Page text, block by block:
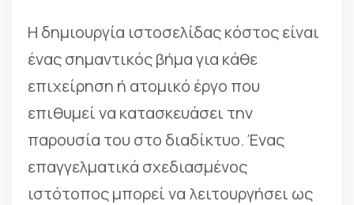
Η δημιουργία ιστοσελίδας κόστος είναι
ένας σημαντικός βήμα για κάθε
επιχείρηση ή ατομικό έργο που
επιθυμεί να κατασκευάσει την
παρουσία του στο διαδίκτυο. Ένας
επαγγελματικά σχεδιασμένος
ιστότοπος μπορεί να λειτουργήσει ως